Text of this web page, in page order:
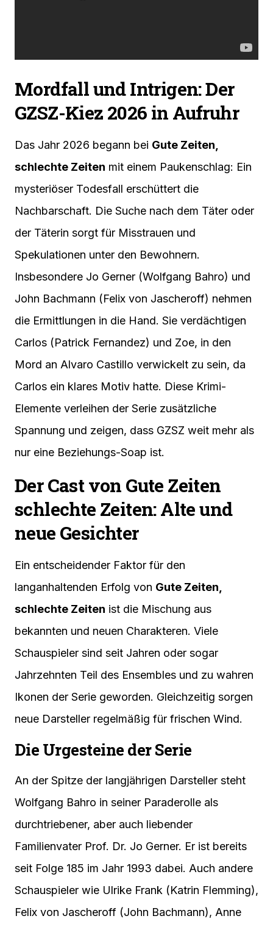
Mordfall und Intrigen: Der
GZSZ-Kiez 2026 in Aufruhr
Das Jahr 2026 begann bei Gute Zeiten,
schlechte Zeiten mit einem Paukenschlag: Ein
mysteriöser Todesfall erschüttert die
Nachbarschaft. Die Suche nach dem Täter oder
der Täterin sorgt für Misstrauen und
Spekulationen unter den Bewohnern.
Insbesondere Jo Gerner (Wolfgang Bahro) und
John Bachmann (Felix von Jascheroff) nehmen
die Ermittlungen in die Hand. Sie verdächtigen
Carlos (Patrick Fernandez) und Zoe, in den
Mord an Alvaro Castillo verwickelt zu sein, da
Carlos ein klares Motiv hatte. Diese Krimi-
Elemente verleihen der Serie zusätzliche
Spannung und zeigen, dass GZSZ weit mehr als
nur eine Beziehungs-Soap ist.
Der Cast von Gute Zeiten
schlechte Zeiten: Alte und
neue Gesichter
Ein entscheidender Faktor für den
langanhaltenden Erfolg von Gute Zeiten,
schlechte Zeiten ist die Mischung aus
bekannten und neuen Charakteren. Viele
Schauspieler sind seit Jahren oder sogar
Jahrzehnten Teil des Ensembles und zu wahren
Ikonen der Serie geworden. Gleichzeitig sorgen
neue Darsteller regelmäßig für frischen Wind.
Die Urgesteine der Serie
An der Spitze der langjährigen Darsteller steht
Wolfgang Bahro in seiner Paraderolle als
durchtriebener, aber auch liebender
Familienvater Prof. Dr. Jo Gerner. Er ist bereits
seit Folge 185 im Jahr 1993 dabei. Auch andere
Schauspieler wie Ulrike Frank (Katrin Flemming),
Felix von Jascheroff (John Bachmann), Anne